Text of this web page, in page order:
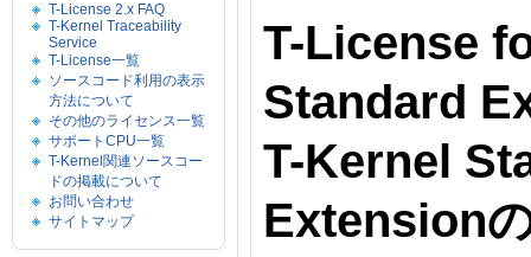
T-License 2.x FAQ
T-Kernel Traceability
Service
T-License一覧
ソースコード利用の表示
方法について
その他のライセンス一覧
サポートCPU一覧
T-Kernel関連ソースコー
ドの掲載について
お問い合わせ
サイトマップ
T-License
Standard
T-Kernel
Extension